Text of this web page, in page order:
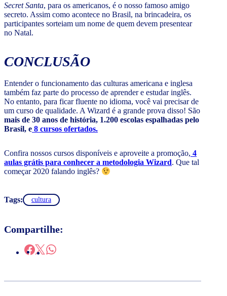
Secret Santa, para os americanos, é o nosso famoso amigo
secreto. Assim como acontece no Brasil, na brincadeira, os
participantes sorteiam um nome de quem devem presentear
no Natal.
CONCLUSÃO
Entender o funcionamento das culturas americana e inglesa
também faz parte do processo de aprender e estudar inglês.
No entanto, para ficar fluente no idioma, você vai precisar de
um curso de qualidade. A Wizard é a grande prova disso! São
mais de 30 anos de história, 1.200 escolas espalhadas pelo
Brasil, e 8 cursos ofertados.
Confira nossos cursos disponíveis e aproveite a promoção, 4
aulas grátis para conhecer a metodologia Wizard. Que tal
começar 2020 falando inglês?
Tags: cultura
Compartilhe: